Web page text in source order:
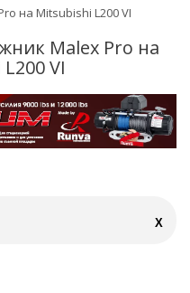
на Mitsubishi L200 VI
Malex Pro на
VI
X